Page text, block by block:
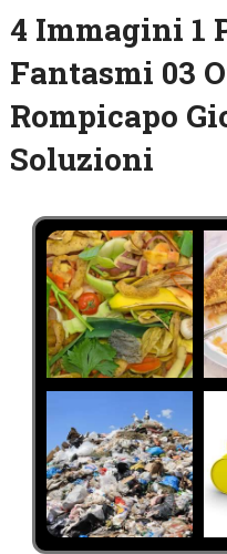
4 Immagini 1
Fantasmi 03
Rompicapo
Soluzioni